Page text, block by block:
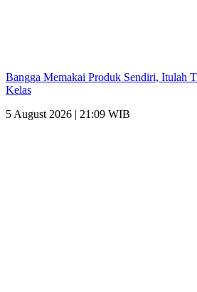
Bangga Memakai Produk Sendiri,
Kelas
5 August 2026 | 21:09 WIB